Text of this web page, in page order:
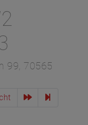
99, 70565